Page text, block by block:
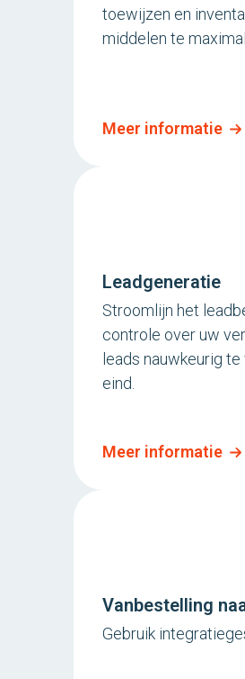
toewijzen en
middelen te
Meer informatie
Leadgeneratie
Stroomlijn het
controle over uw
leads nauwkeurig
eind.
Meer informatie
Vanbestelling
Gebruik